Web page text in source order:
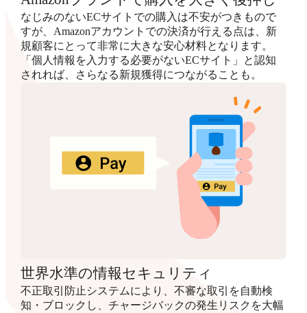
なじみのないECサイトでの購入は不安がつきもので
すが、Amazonアカウントでの決済が行える点は、新
規顧客にとって非常に大きな安心材料となります。
「個人情報を入力する必要がないECサイト」と認知
されれば、さらなる新規獲得につながることも。
世界水準の情報セキュリティ
不正取引防止システムにより、不審な取引を自動検
知・ブロックし、チャージバックの発生リスクを大幅